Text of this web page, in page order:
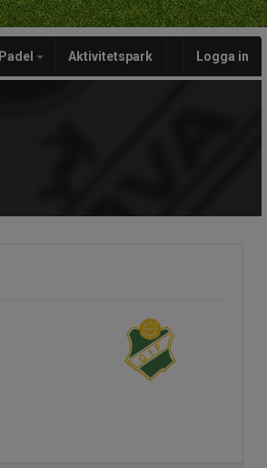
Padel Aktivitetspark Logga in